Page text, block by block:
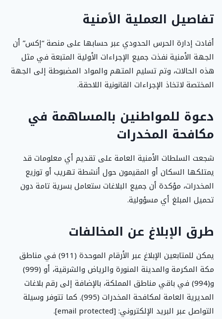
تفاصيل العملية الأمنية
أفادت إدارة الحرس الحدودي عبر حسابها على منصة “إكس” أن
الجهة الأمنية نفذت جميع الإجراءات الأولية المتبعة في مثل
هذه الحالات، وتم تسليم المتهم والمواد المضبوطة إلى الجهة
المختصة لاتخاذ الإجراءات القانونية اللاحقة.
دعوة للمواطنين بالمساهمة في
مكافحة المخدرات
شجعت السلطات الأمنية العامة على تقديم أي معلومات قد
يمتلكها السكان أو المقيمون حول أنشطة تهريب أو توزيع
المخدرات، مؤكدة أن جميع البلاغات ستعامل بسرية تامة دون
تحميل المبلغ أي مسؤولية.
طرق الإبلاغ عن المخالفات
يمكن للمتابعين الإبلاغ عبر الأرقام الموحدة (911) في مناطق
مكة المكرمة والمدينة المنورة والرياض والشرقية، أو (999)
و(994) في باقي مناطق المملكة، بالإضافة إلى رقم بلاغات
المديرية العامة لمكافحة المخدرات (995). كما تتوفر وسيلة
التواصل عبر البريد الإلكتروني: [email protected].